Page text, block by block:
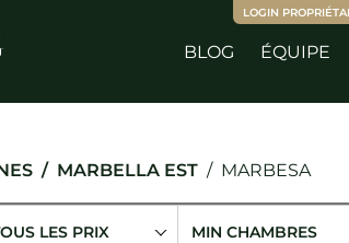
BLOG ÉQUIPE
LOGIN
MARBELLA EST MARBESA
LES PRIX MIN CHAMBRES